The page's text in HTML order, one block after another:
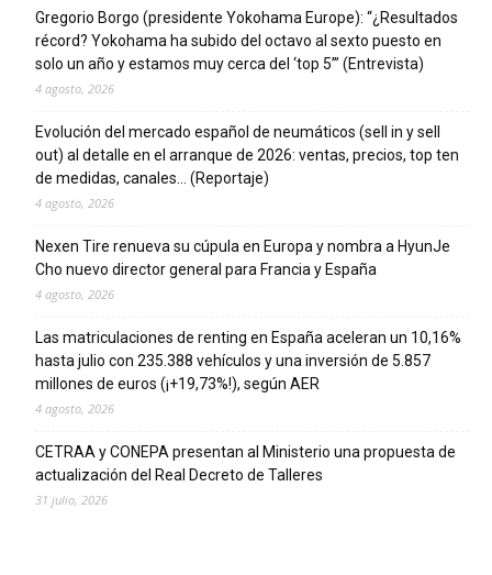
Gregorio Borgo (presidente Yokohama Europe): “¿Resultados
récord? Yokohama ha subido del octavo al sexto puesto en
solo un año y estamos muy cerca del ‘top 5’” (Entrevista)
4 agosto, 2026
Evolución del mercado español de neumáticos (sell in y sell
out) al detalle en el arranque de 2026: ventas, precios, top ten
de medidas, canales… (Reportaje)
4 agosto, 2026
Nexen Tire renueva su cúpula en Europa y nombra a HyunJe
Cho nuevo director general para Francia y España
4 agosto, 2026
Las matriculaciones de renting en España aceleran un 10,16%
hasta julio con 235.388 vehículos y una inversión de 5.857
millones de euros (¡+19,73%!), según AER
4 agosto, 2026
CETRAA y CONEPA presentan al Ministerio una propuesta de
actualización del Real Decreto de Talleres
31 julio, 2026